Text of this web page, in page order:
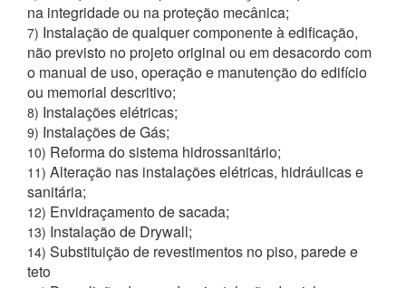
na integridade ou na proteção mecânica;
7) Instalação de qualquer componente à edificação,
não previsto no projeto original ou em desacordo com
o manual de uso, operação e manutenção do edifício
ou memorial descritivo;
8) Instalações elétricas;
9) Instalações de Gás;
10) Reforma do sistema hidrossanitário;
11) Alteração nas instalações elétricas, hidráulicas e
sanitária;
12) Envidraçamento de sacada;
13) Instalação de Drywall;
14) Substituição de revestimentos no piso, parede e
teto